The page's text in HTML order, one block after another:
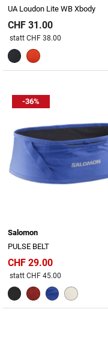
UA Loudon Lite WB Xbody
CHF 31.00
Preis reduziert von
statt CHF 38.00
-36%
Salomon
PULSE BELT
CHF 29.00
Preis reduziert von
statt CHF 45.00